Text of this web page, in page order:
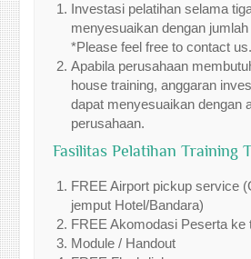
Investasi pelatihan selama
menyesuaikan dengan
*Please feel free to contact us.
Apabila perusahaan
house training, anggaran
dapat menyesuaikan dengan
perusahaan.
Fasilitas Pelatihan Training
FREE Airport pickup service
jemput Hotel/Bandara)
FREE Akomodasi Peserta ke
Module / Handout